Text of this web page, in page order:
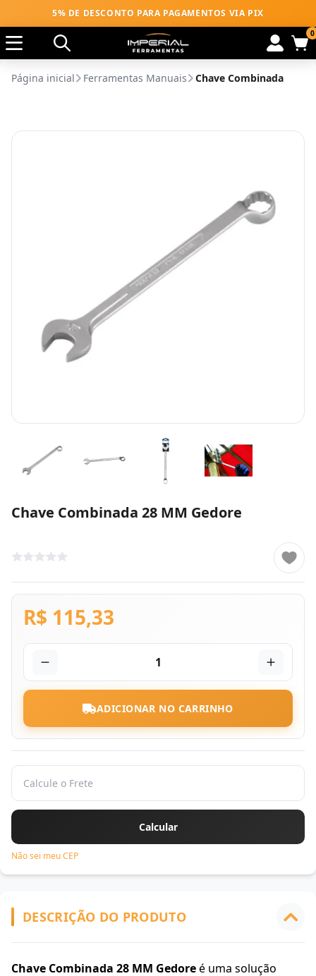
5% DE DESCONTO PARA PAGAMENTOS VIA PIX
0
Página inicial Ferramentas Manuais Chave Combinada
Chave Combinada 28 MM Gedore
R$ 115,33
1
ADICIONAR NO CARRINHO
Não sei meu CEP
DESCRIÇÃO DO PRODUTO
Chave Combinada 28 MM Gedoreé uma solução